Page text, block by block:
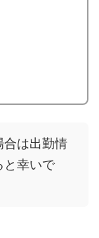
合は出勤情
と幸いで